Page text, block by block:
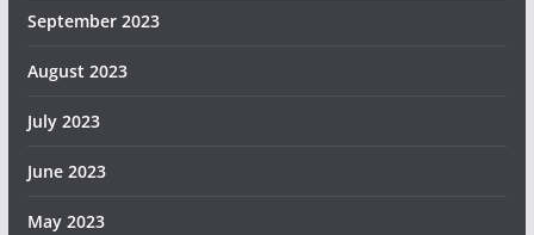
September 2023
August 2023
July 2023
June 2023
May 2023